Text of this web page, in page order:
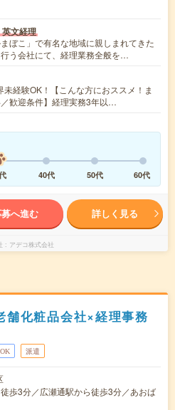
文経理
まぼこ」で有名な地域に親しまれてきた
う会社にて、経理業務全般を…
経験OK！【こんな方におススメ！ま
歓迎条件】経理実務3年以…
40代 50代 60代
へ進む 詳しく見る
アデコ株式会社
舗化粧品会社×経理事務
派遣
歩3分／広瀬通駅から徒歩3分／あおば